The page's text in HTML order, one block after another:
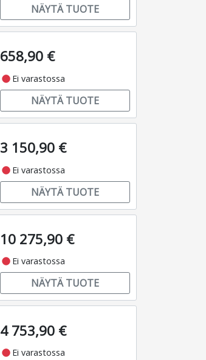
NÄYTÄ TUOTE
658,90 €
fiber_manual_record Ei varastossa
NÄYTÄ TUOTE
3 150,90 €
fiber_manual_record Ei varastossa
NÄYTÄ TUOTE
10 275,90 €
fiber_manual_record Ei varastossa
NÄYTÄ TUOTE
4 753,90 €
fiber_manual_record Ei varastossa